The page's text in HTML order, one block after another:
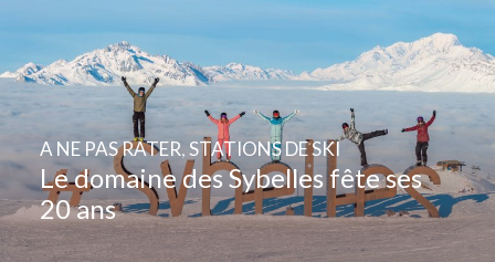
Le domaine des Sybelles fête ses
20 ans
A NE PAS RATER,STATIONS DE SKI